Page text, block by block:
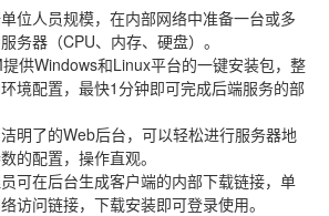
位人员规模，在内部网络中准备一台或多
务器（CPU、内存、硬盘）。
供Windows和Linux平台的一键安装包，整
境配置，最快1分钟即可完成后端服务的部
明了的Web后台，可以轻松进行服务器地
的配置，操作直观。
可在后台生成客户端的内部下载链接，单
访问链接，下载安装即可登录使用。